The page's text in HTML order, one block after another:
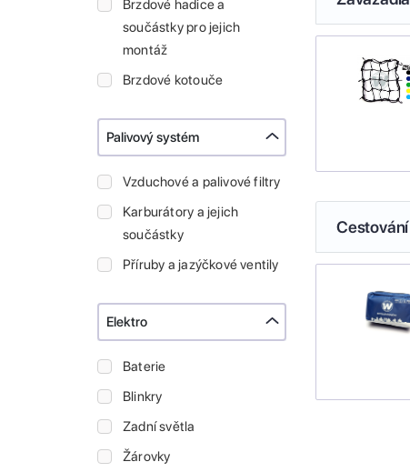
Brzdové hadice a
součástky pro jejich
montáž
Brzdové kotouče
Palivový systém
Vzduchové a palivové filtry
Karburátory a jejich
součástky
Příruby a jazýčkové ventily
Elektro
Baterie
Blinkry
Zadní světla
Žárovky
Cestování